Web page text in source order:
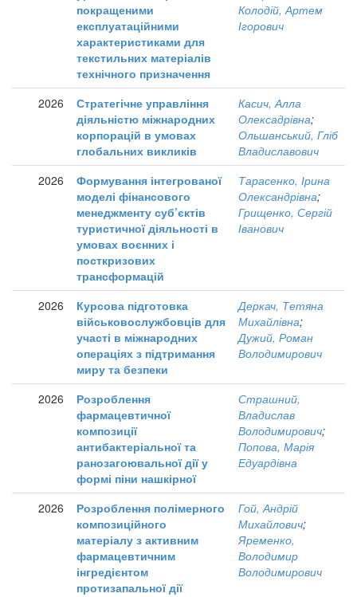
покращеними
експлуатаційними
характеристиками для
текстильних матеріалів
технічного призначення
Колодій, Артем
Ігорович
2026
Стратегічне управління
діяльністю міжнародних
корпорацій в умовах
глобальних викликів
Касич, Алла
Олексадрівна;
Ольшанський, Гліб
Владиславович
2026
Формування інтегрованої
моделі фінансового
менеджменту суб’єктів
туристичної діяльності в
умовах воєнних і
посткризових
трансформацій
Тарасенко, Ірина
Олександрівна;
Грищенко, Сергій
Іванович
2026
Курсова підготовка
військовослужбовців для
участі в міжнародних
операціях з підтримання
миру та безпеки
Деркач, Тетяна
Михайлівна;
Дужий, Роман
Володимирович
2026
Розроблення
фармацевтичної
композиції
антибактеріальної та
ранозагоювальної дії у
формі піни нашкірної
Страшний,
Владислав
Володимирович;
Попова, Марія
Едуардівна
2026
Розроблення полімерного
композиційного
матеріалу з активним
фармацевтичним
інгредієнтом
протизапальної дії
Гой, Андрій
Михайлович;
Яременко,
Володимир
Володимирович